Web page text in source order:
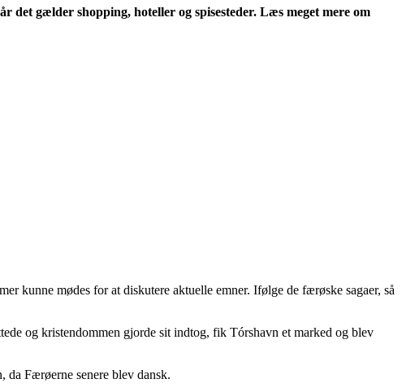
det gælder shopping, hoteller og spisesteder. Læs meget mere om
kunne mødes for at diskutere aktuelle emner. Ifølge de færøske sagaer, så
og kristendommen gjorde sit indtog, fik Tórshavn et marked og blev
da Færøerne senere blev dansk.